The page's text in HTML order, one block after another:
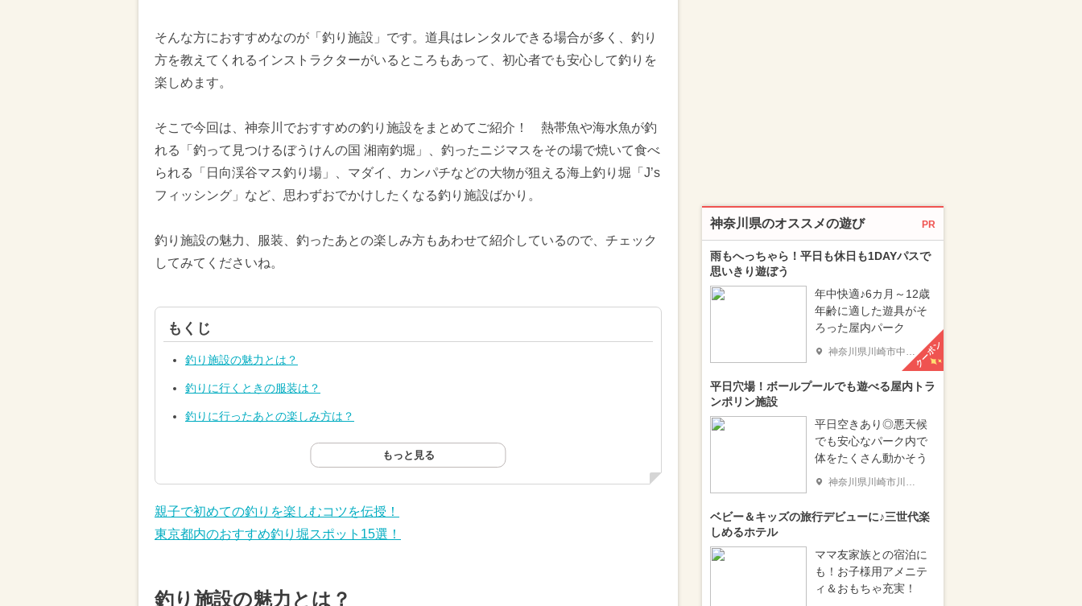
そんな方におすすめなのが「釣り施設」です。道具はレンタルできる場合が多く、釣り
方を教えてくれるインストラクターがいるところもあって、初心者でも安心して釣りを
楽しめます。
そこで今回は、神奈川でおすすめの釣り施設をまとめてご紹介！ 熱帯魚や海水魚が釣
れる「釣って見つけるぼうけんの国 湘南釣堀」、釣ったニジマスをその場で焼いて食べ
られる「日向渓谷マス釣り場」、マダイ、カンパチなどの大物が狙える海上釣り堀「J’s
フィッシング」など、思わずおでかけしたくなる釣り施設ばかり。
釣り施設の魅力、服装、釣ったあとの楽しみ方もあわせて紹介しているので、チェック
してみてくださいね。
もくじ
釣り施設の魅力とは？
釣りに行くときの服装は？
釣りに行ったあとの楽しみ方は？
もっと見る
親子で初めての釣りを楽しむコツを伝授！
東京都内のおすすめ釣り堀スポット15選！
釣り施設の魅力とは？
神奈川県のオススメの遊び PR
雨もへっちゃら！平日も休日も1DAYパスで
思いきり遊ぼう
年中快適♪6カ月～12歳
年齢に適した遊具がそ
ろった屋内パーク
神奈川県川崎市中原区 クーポン
平日穴場！ボールプールでも遊べる屋内トラ
ンポリン施設
平日空きあり◎悪天候
でも安心なパーク内で
体をたくさん動かそう
神奈川県川崎市川崎区
ベビー＆キッズの旅行デビューに♪三世代楽
しめるホテル
ママ友家族との宿泊に
も！お子様用アメニテ
ィ＆おもちゃ充実！